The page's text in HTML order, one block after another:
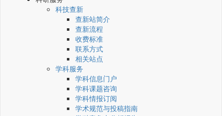
科技查新
查新站简介
查新流程
收费标准
联系方式
相关站点
学科服务
学科信息门户
学科课题咨询
学科情报订阅
学术规范与投稿指南